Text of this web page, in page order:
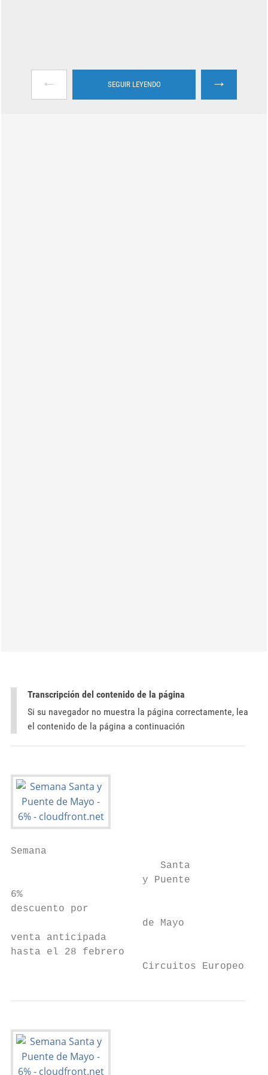
← SEGUIR LEYENDO →
Transcripción del contenido de la página
Si su navegador no muestra la página correctamente, lea
el contenido de la página a continuación
Semana
                         Santa
                      y Puente
6%
descuento por
                      de Mayo
venta anticipada
hasta el 28 febrero
                      Circuitos Europeos